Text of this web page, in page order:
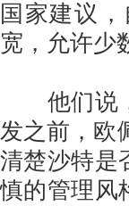
国家建议
宽，允许少
他们说，
发之前，欧
清楚沙特是
慎的管理风